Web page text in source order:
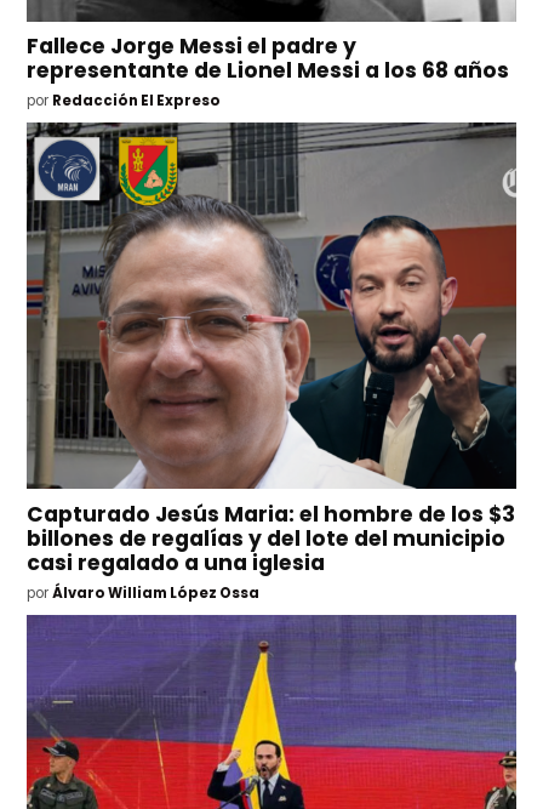
Fallece Jorge Messi el padre y
representante de Lionel Messi a los 68 años
por Redacción El Expreso
Capturado Jesús Maria: el hombre de los $3
billones de regalías y del lote del municipio
casi regalado a una iglesia
por Álvaro William López Ossa